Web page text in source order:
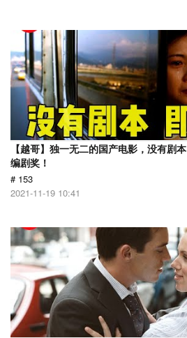
【越哥】独一无二的国产电影，没有剧
编剧奖！
# 153
2021-11-19 10:41